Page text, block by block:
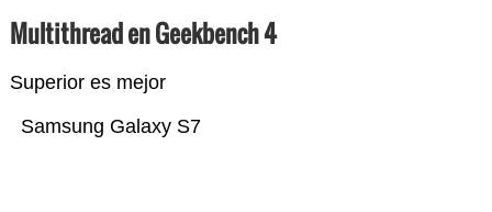
Multithread en Geekbench 4
Superior es mejor
Samsung Galaxy S7